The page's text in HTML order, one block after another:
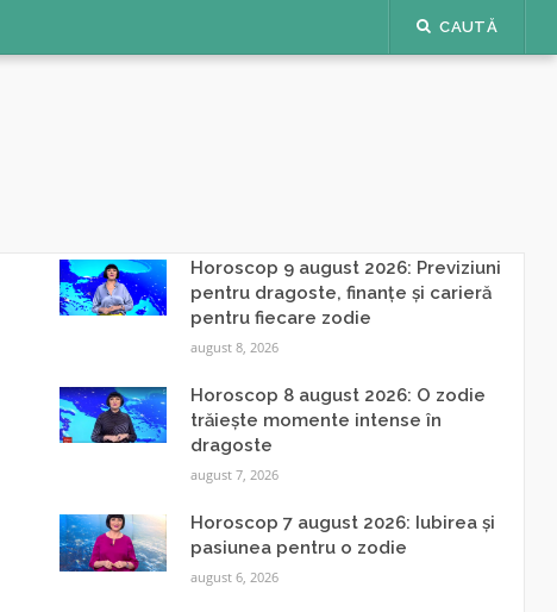
CAUTĂ
Horoscop 9 august 2026: Previziuni
pentru dragoste, finanțe și carieră
pentru fiecare zodie
august 8, 2026
Horoscop 8 august 2026: O zodie
trăiește momente intense în
dragoste
august 7, 2026
Horoscop 7 august 2026: Iubirea și
pasiunea pentru o zodie
august 6, 2026